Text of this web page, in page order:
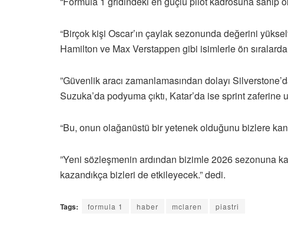
“Birçok kişi Oscar’ın çaylak sezonunda değerini
Hamilton ve Max Verstappen gibi isimlerle ön
”Güvenlik aracı zamanlamasından dolayı
Suzuka’da podyuma çıktı, Katar’da ise sprint zaferine
“Bu, onun olağanüstü bir yetenek olduğunu bizlere
”Yeni sözleşmenin ardından bizimle 2026 sezonuna
kazandıkça bizleri de etkileyecek.” dedi.
Tags: formula 1 haber mclaren piastri